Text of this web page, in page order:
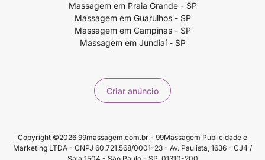
Massagem em Praia Grande - SP
Massagem em Guarulhos - SP
Massagem em Campinas - SP
Massagem em Jundiaí - SP
Criar anúncio
Copyright ©2026 99massagem.com.br - 99Massagem Publicidade e
Marketing LTDA - CNPJ 60.721.568/0001-23 - Av. Paulista, 1636 - CJ4 /